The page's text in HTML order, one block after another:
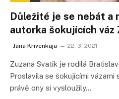
Důležité je se nebát a
autorka šokujících váz
Jana Krivenkaja 22. 3. 2021
Zuzana Svatik je rodilá
Proslavila se šokujícími vázami
právě ony si vysloužily…